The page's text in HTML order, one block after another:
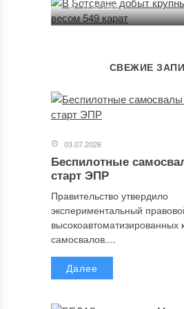
11.02.2020
СВЕЖИЕ
03.07.2026
Беспилотные
старт ЭПР
Правительство утвердило
экспериментальный
высокоавтоматизированных
самосвалов....
Далее